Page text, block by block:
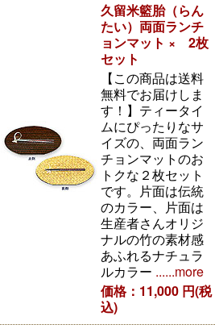
久留米籃胎（らん
たい）両面ランチ
ョンマット × 2枚
セット
【この商品は送料
無料でお届けしま
す！】ティータイ
ムにぴったりなサ
イズの、両面ラン
チョンマットのお
トクな２枚セット
です。片面は伝統
のカラー、片面は
生産者さんオリジ
ナルの竹の素材感
あふれるナチュラ
ルカラー ......more
価格：11,000 円(税
込)